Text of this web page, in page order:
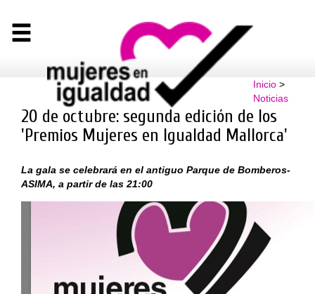
Inicio>
Noticias
20 de octubre: segunda edición de los
'Premios Mujeres en Igualdad Mallorca'
La gala se celebrará en el antiguo Parque de Bomberos-
ASIMA, a partir de las 21:00